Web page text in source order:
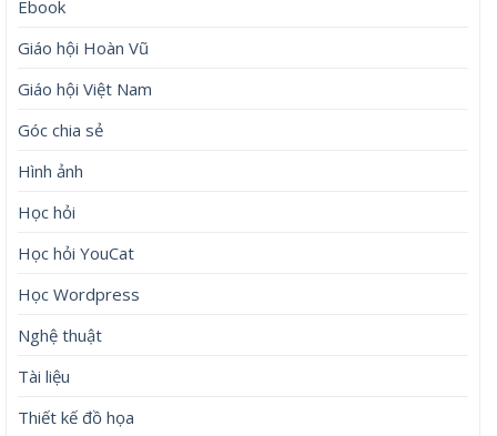
Ebook
Giáo hội Hoàn Vũ
Giáo hội Việt Nam
Góc chia sẻ
Hình ảnh
Học hỏi
Học hỏi YouCat
Học Wordpress
Nghệ thuật
Tài liệu
Thiết kế đồ họa